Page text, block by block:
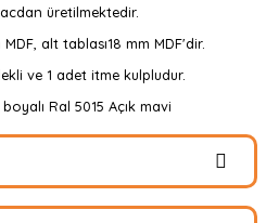
üretilmektedir.
alt tablası18 mm MDF'dir.
ve 1 adet itme kulpludur.
Ral 5015 Açık mavi